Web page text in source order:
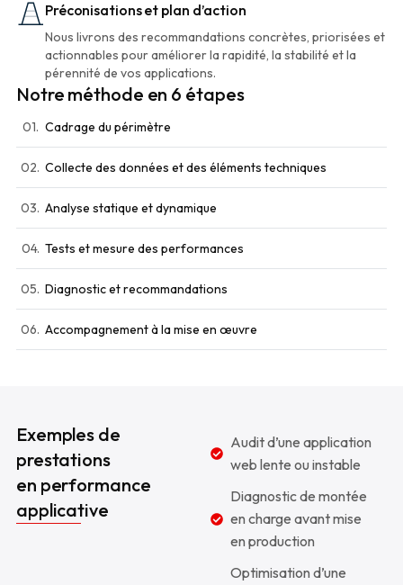
Préconisations et plan d’action
Nous livrons des recommandations concrètes, priorisées et
actionnables pour améliorer la rapidité, la stabilité et la
pérennité de vos applications.
Notre méthode en 6 étapes
01. Cadrage du périmètre
02. Collecte des données et des éléments techniques
03. Analyse statique et dynamique
04. Tests et mesure des performances
05. Diagnostic et recommandations
06. Accompagnement à la mise en œuvre
Exemples de
prestations
en performance
applicative
Audit d’une application
web lente ou instable
Diagnostic de montée
en charge avant mise
en production
Optimisation d’une